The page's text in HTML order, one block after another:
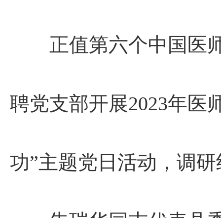
正值第六个中国医师
聘党支部开展2023年医
功”主题党日活动，调